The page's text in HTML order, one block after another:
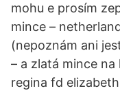
mohu e prosím
mince –
(nepoznám ani
– a zlatá mince
regina fd